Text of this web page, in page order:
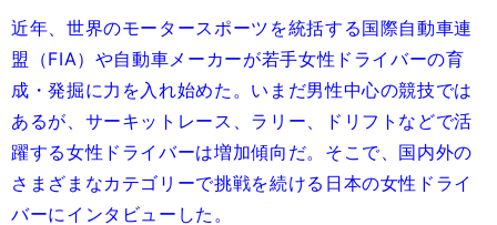
近年、世界のモータースポーツを統括する国際自動車連
盟（FIA）や自動車メーカーが若手女性ドライバーの育
成・発掘に力を入れ始めた。いまだ男性中心の競技では
あるが、サーキットレース、ラリー、ドリフトなどで活
躍する女性ドライバーは増加傾向だ。そこで、国内外の
さまざまなカテゴリーで挑戦を続ける日本の女性ドライ
バーにインタビューした。